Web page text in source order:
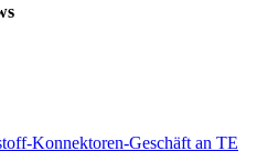
Konnektoren-Geschäft an TE